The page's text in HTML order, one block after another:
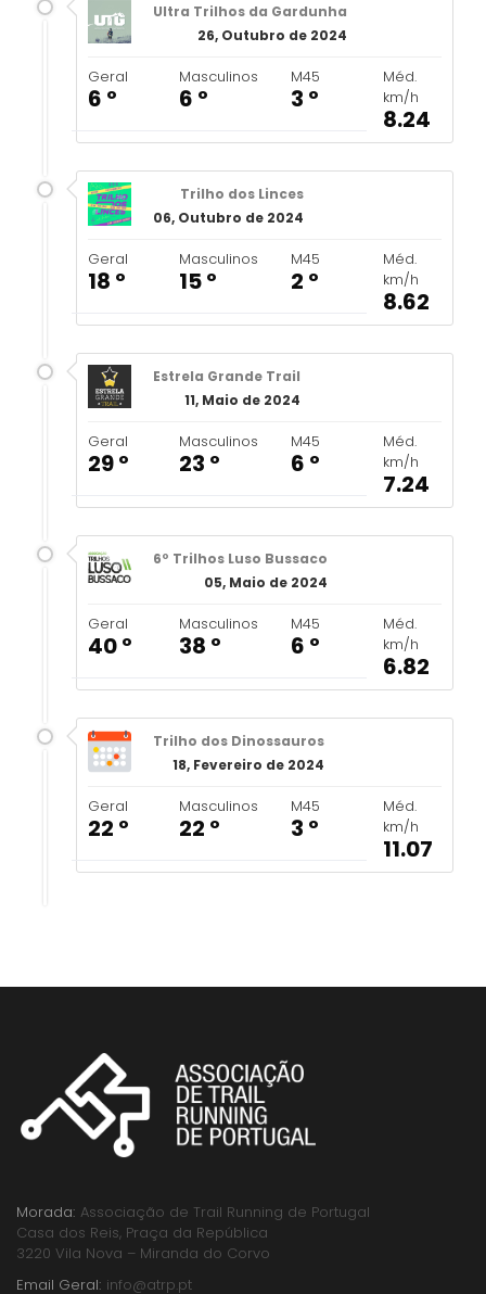
Ultra Trilhos da Gardunha
26, Outubro de 2024
Geral
6 º
Masculinos
6 º
M45
3 º
Méd.
km/h
8.24
Trilho dos Linces
06, Outubro de 2024
Geral
18 º
Masculinos
15 º
M45
2 º
Méd.
km/h
8.62
Estrela Grande Trail
11, Maio de 2024
Geral
29 º
Masculinos
23 º
M45
6 º
Méd.
km/h
7.24
6º Trilhos Luso Bussaco
05, Maio de 2024
Geral
40 º
Masculinos
38 º
M45
6 º
Méd.
km/h
6.82
Trilho dos Dinossauros
18, Fevereiro de 2024
Geral
22 º
Masculinos
22 º
M45
3 º
Méd.
km/h
11.07
Morada: Associação de Trail Running de Portugal
Casa dos Reis, Praça da República
3220 Vila Nova – Miranda do Corvo
Email Geral: info@atrp.pt